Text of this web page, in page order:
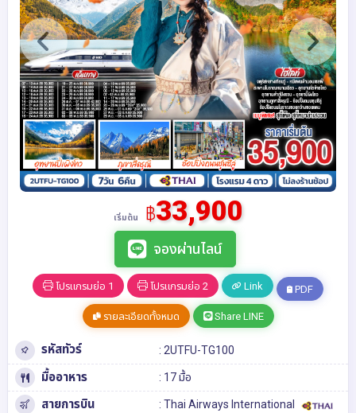
เริ่มต้น ฿33,900
จองผ่านไลน์
โปรแกรมย่อ 1 โปรแกรมย่อ 2 Link PDF
รายละเอียดทั้งหมด Share LINE
รหัสทัวร์ : 2UTFU-TG100
มื้ออาหาร : 17 มื้อ
สายการบิน : Thai Airways International